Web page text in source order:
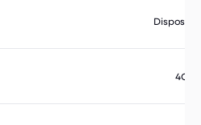
4G y
Marca de